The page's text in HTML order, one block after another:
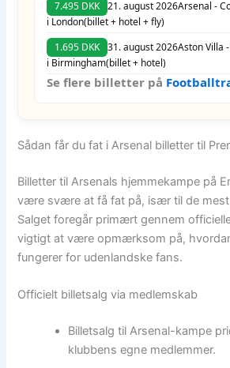
7.495 DKK 21. august 2026Arsenal -
i London(billet + hotel + fly)
1.695 DKK 31. august 2026Aston Villa
i Birmingham(billet + hotel)
Se flere billetter på
Sådan får du fat i Arsenal billetter til
Billetter til Arsenals hjemmekampe på
være svære at få fat på, især til de
Salget foregår primært gennem
vigtigt at være opmærksom på,
fungerer for udenlandske fans.
Officielt billetsalg via medlemskab
Billetsalg til Arsenal-kampe
klubbens egne medlemmer.